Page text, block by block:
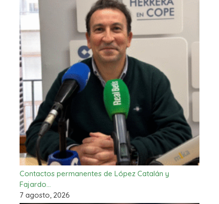
Contactos permanentes de López Catalán y
Fajardo…
7 agosto, 2026